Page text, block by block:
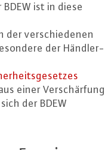
ist in diese
der ver­schie­de­nen
der Händ­ler­
einer Ver­schär­fung
der BDEW